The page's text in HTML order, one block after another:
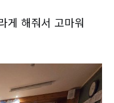
게 해줘서 고마워